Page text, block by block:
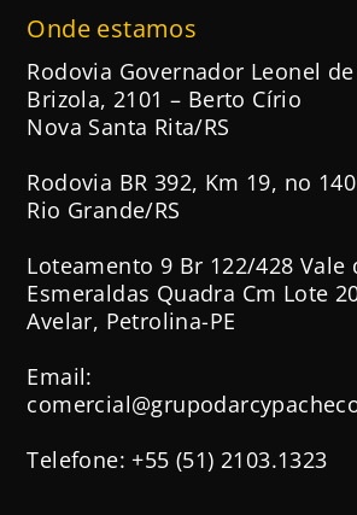
Onde estamos
Rodovia Governador Leonel
Brizola, 2101 – Berto Círio
Nova Santa Rita/RS
Rodovia BR 392, Km 19, no
Rio Grande/RS
Loteamento 9 Br 122/428 Vale
Esmeraldas Quadra Cm Lote
Avelar, Petrolina-PE
Email:
Telefone: +55 (51) 2103.1323